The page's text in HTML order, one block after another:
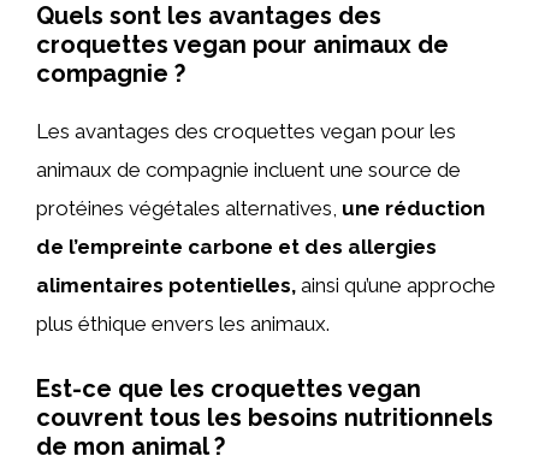
Quels sont les avantages des
croquettes vegan pour animaux de
compagnie ?
Les avantages des croquettes vegan pour les
animaux de compagnie incluent une source de
protéines végétales alternatives, une réduction
de l’empreinte carbone et des allergies
alimentaires potentielles, ainsi qu’une approche
plus éthique envers les animaux.
Est-ce que les croquettes vegan
couvrent tous les besoins nutritionnels
de mon animal ?